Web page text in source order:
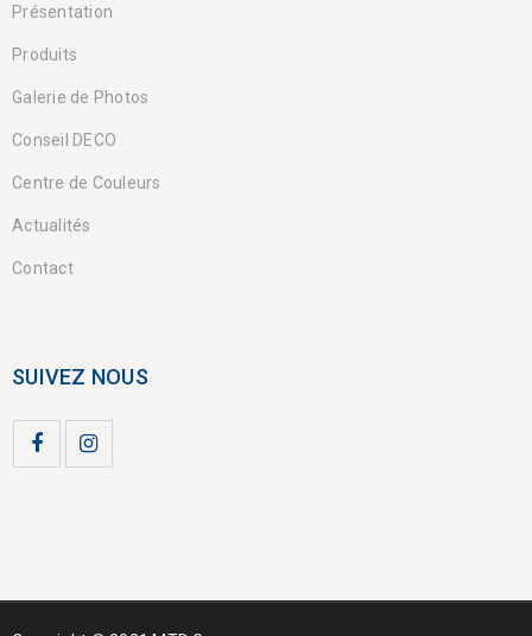
Présentation
Produits
Galerie de Photos
Conseil DECO
Centre de Couleurs
Actualités
Contact
SUIVEZ NOUS